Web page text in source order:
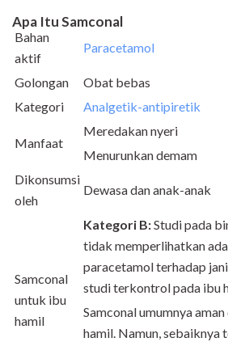
Apa Itu Samconal
Bahan
aktif
Paracetamol
Golongan
Obat bebas
Kategori
Analgetik-antipiretik
Manfaat
Meredakan nyeri
Menurunkan demam
Dikonsumsi
oleh
Dewasa dan anak-anak
Samconal
untuk ibu
hamil
Kategori B:Studi pada
tidak memperlihatkan
paracetamol terhadap
studi terkontrol pada ibu
Samconal umumnya
hamil. Namun, sebaiknya